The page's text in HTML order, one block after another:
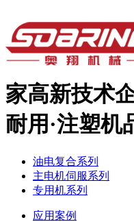
家高新技术
耐用·注塑机
油电复合系列
主电机伺服系列
专用机系列
应用案例